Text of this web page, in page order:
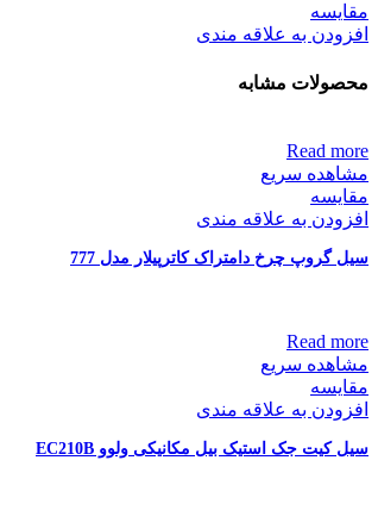
مقایسه
افزودن به علاقه مندی
محصولات مشابه
Read more
مشاهده سریع
مقایسه
افزودن به علاقه مندی
سیل گروپ چرخ دامتراک کاترپیلار مدل 777
Read more
مشاهده سریع
مقایسه
افزودن به علاقه مندی
سیل کیت جک استیک بیل مکانیکی ولوو EC210B